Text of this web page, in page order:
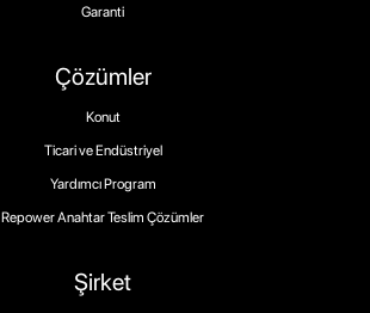
Şirket
Çözümler
Konut
Ticari ve Endüstriyel
Yardımcı Program
Repower Anahtar Teslim Çözümler
Garanti